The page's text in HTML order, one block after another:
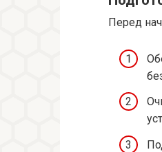
Перед